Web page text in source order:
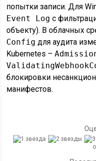
попытки записи. Для
Event Log с
объекту). В облачных
Config для аудита
Kubernetes –
блокировки
манифестов.